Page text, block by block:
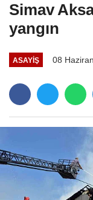
Simav
yangın
ASAYIŞ 08